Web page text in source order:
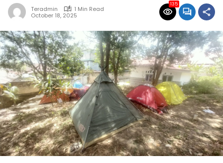
Teradmin
1 Min Read
October 18, 2025
135